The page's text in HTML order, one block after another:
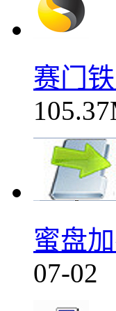
赛门
蜜盘
07-02